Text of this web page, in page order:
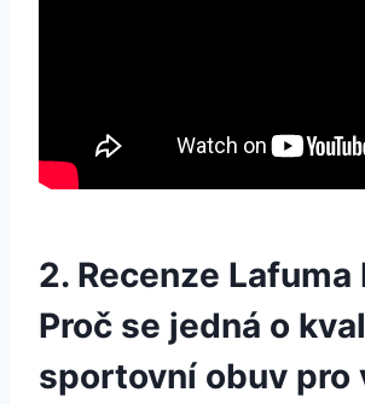
2. Recenze Lafuma
Proč se jedná o
sportovní obuv pro